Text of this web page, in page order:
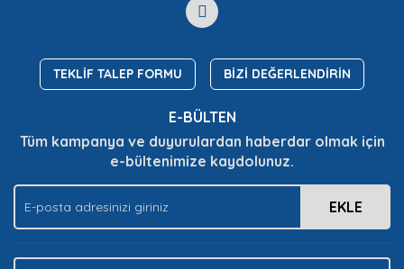
TEKLİF TALEP FORMU BİZİ DEĞERLENDİRİN
E-BÜLTEN
Tüm kampanya ve duyurulardan haberdar olmak için
e-bültenimize kaydolunuz.
EKLE